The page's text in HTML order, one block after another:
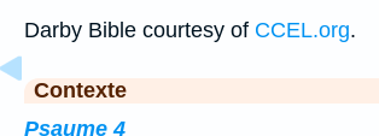
Darby Bible courtesy of CCEL.org.
Contexte
Psaume 4